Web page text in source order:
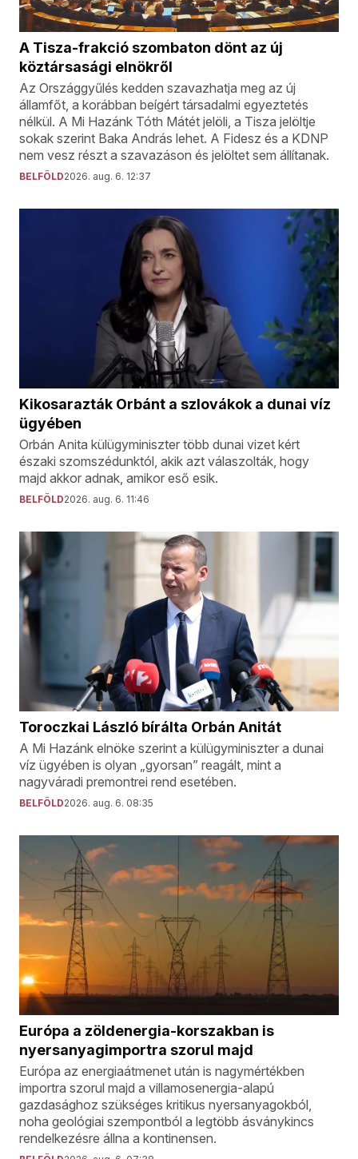
A Tisza-frakció szombaton dönt az új
köztársasági elnökről
Az Országgyűlés kedden szavazhatja meg az új
államfőt, a korábban beígért társadalmi egyeztetés
nélkül. A Mi Hazánk Tóth Mátét jelöli, a Tisza jelöltje
sokak szerint Baka András lehet. A Fidesz és a KDNP
nem vesz részt a szavazáson és jelöltet sem állítanak.
BELFÖLD2026. aug. 6. 12:37
Kikosarazták Orbánt a szlovákok a dunai víz
ügyében
Orbán Anita külügyminiszter több dunai vizet kért
északi szomszédunktól, akik azt válaszolták, hogy
majd akkor adnak, amikor eső esik.
BELFÖLD2026. aug. 6. 11:46
Toroczkai László bírálta Orbán Anitát
A Mi Hazánk elnöke szerint a külügyminiszter a dunai
víz ügyében is olyan „gyorsan” reagált, mint a
nagyváradi premontrei rend esetében.
BELFÖLD2026. aug. 6. 08:35
Európa a zöldenergia-korszakban is
nyersanyagimportra szorul majd
Európa az energiaátmenet után is nagymértékben
importra szorul majd a villamosenergia-alapú
gazdasághoz szükséges kritikus nyersanyagokból,
noha geológiai szempontból a legtöbb ásványkincs
rendelkezésre állna a kontinensen.